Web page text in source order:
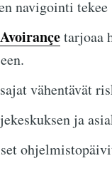
navigointi
tarjoaa
vähentävät
ja